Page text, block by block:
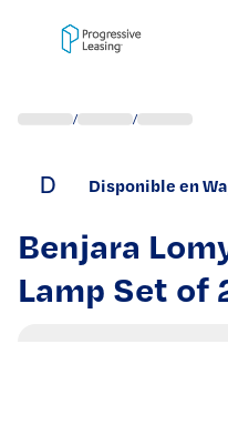
/ /
D Disponible en
Benjara
Lamp Set of